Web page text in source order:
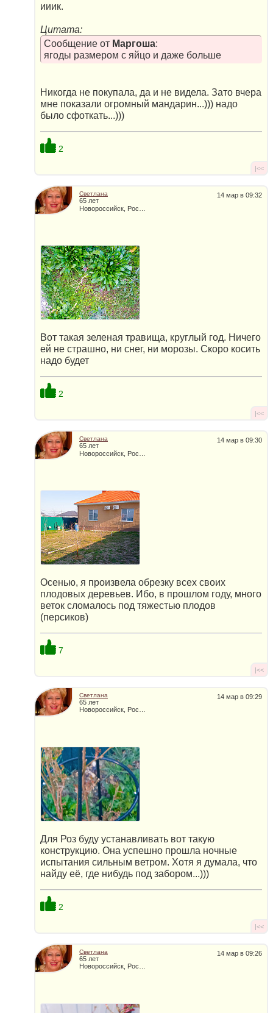
ииик.
Цитата:
Сообщение от Маргоша:
ягоды размером с яйцо и даже больше
Никогда не покупала, да и не видела. Зато вчера
мне показали огромный мандарин...))) надо
было сфоткать...)))
2
|<<
14 мар в 09:32
Светлана
65 лет
Вот такая зеленая травища, круглый год. Ничего
ей не страшно, ни снег, ни морозы. Скоро косить
надо будет
2
|<<
14 мар в 09:30
Светлана
65 лет
Осенью, я произвела обрезку всех своих
плодовых деревьев. Ибо, в прошлом году, много
веток сломалось под тяжестью плодов
(персиков)
7
|<<
14 мар в 09:29
Светлана
65 лет
Новороссийск, Россия
Для Роз буду устанавливать вот такую
конструкцию. Она успешно прошла ночные
испытания сильным ветром. Хотя я думала, что
найду её, где нибудь под забором...)))
2
|<<
14 мар в 09:26
Светлана
65 лет
Новороссийск, Россия